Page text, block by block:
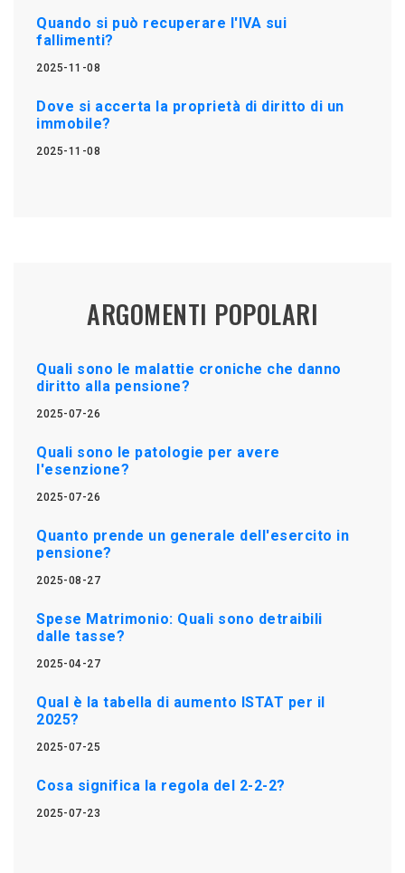
Quando si può recuperare l'IVA sui
fallimenti?
2025-11-08
Dove si accerta la proprietà di diritto di un
immobile?
2025-11-08
ARGOMENTI POPOLARI
Quali sono le malattie croniche che danno
diritto alla pensione?
2025-07-26
Quali sono le patologie per avere
l'esenzione?
2025-07-26
Quanto prende un generale dell'esercito in
pensione?
2025-08-27
Spese Matrimonio: Quali sono detraibili
dalle tasse?
2025-04-27
Qual è la tabella di aumento ISTAT per il
2025?
2025-07-25
Cosa significa la regola del 2-2-2?
2025-07-23